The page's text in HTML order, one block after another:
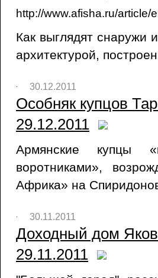
http://www.afisha.ru/article/
Как выглядят снаружи
архитектурой,
30.12.2011
Особняк купцов
29.12.2011
Армянские купцы
воротниками»,
Африка» на
30.11.2011
Доходный дом
29.11.2011